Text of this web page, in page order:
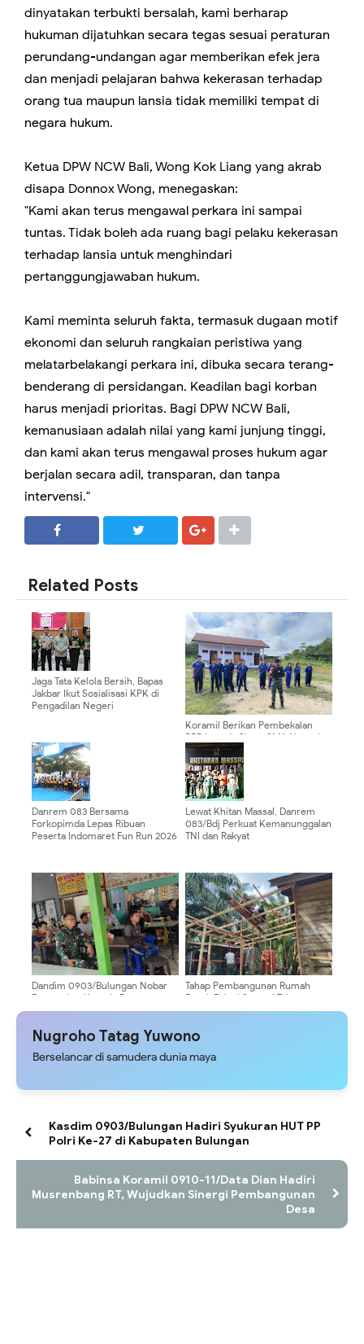
dinyatakan terbukti bersalah, kami berharap
hukuman dijatuhkan secara tegas sesuai peraturan
perundang-undangan agar memberikan efek jera
dan menjadi pelajaran bahwa kekerasan terhadap
orang tua maupun lansia tidak memiliki tempat di
negara hukum.
Ketua DPW NCW Bali, Wong Kok Liang yang akrab
disapa Donnox Wong, menegaskan:
"Kami akan terus mengawal perkara ini sampai
tuntas. Tidak boleh ada ruang bagi pelaku kekerasan
terhadap lansia untuk menghindari
pertanggungjawaban hukum.
Kami meminta seluruh fakta, termasuk dugaan motif
ekonomi dan seluruh rangkaian peristiwa yang
melatarbelakangi perkara ini, dibuka secara terang-
benderang di persidangan. Keadilan bagi korban
harus menjadi prioritas. Bagi DPW NCW Bali,
kemanusiaan adalah nilai yang kami junjung tinggi,
dan kami akan terus mengawal proses hukum agar
berjalan secara adil, transparan, dan tanpa
intervensi."
Related Posts
Jaga Tata Kelola Bersih, Bapas
Jakbar Ikut Sosialisasi KPK di
Pengadilan Negeri
Koramil Berikan Pembekalan
PBB kepada Siswa SMA Negeri
16 Malinau dalam Rangka MPLS
Danrem 083 Bersama
Forkopimda Lepas Ribuan
Peserta Indomaret Fun Run 2026
Lewat Khitan Massal, Danrem
083/Bdj Perkuat Kemanunggalan
TNI dan Rakyat
‎Dandim 0903/Bulungan Nobar
Portugal vs Kroasia Bersama
Masyarakat di Tanjung Kuliner ‎
Tahap Pembangunan Rumah
Bapak Zainal Sampai Tahap
Pembuatan Kerangka
Nugroho Tatag Yuwono
Berselancar di samudera dunia maya
‎Kasdim 0903/Bulungan Hadiri Syukuran HUT PP
Polri Ke-27 di Kabupaten Bulungan
Babinsa Koramil 0910-11/Data Dian Hadiri
Musrenbang RT, Wujudkan Sinergi Pembangunan
Desa